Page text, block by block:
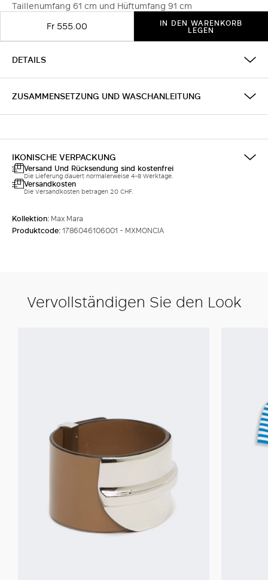
Taillenumfang 61 cm und Hüftumfang 91 cm
Fr 555.00
IN DEN WARENKORB
LEGEN
DETAILS
ZUSAMMENSETZUNG UND WASCHANLEITUNG
IKONISCHE VERPACKUNG
Versand Und Rücksendung sind kostenfrei
Die Lieferung dauert normalerweise 4-8 Werktage.
Versandkosten
Die Versandkosten betragen 20 CHF.
Kollektion: Max Mara
Produktcode:1786046106001 - MXMONCIA
Vervollständigen Sie den Look